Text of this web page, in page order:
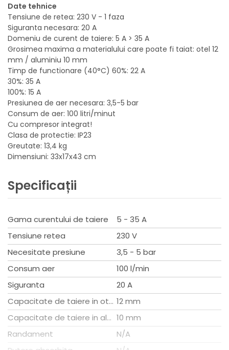
Date tehnice
Tensiune de retea: 230 V - 1 faza
Siguranta necesara: 20 A
Domeniu de curent de taiere: 5 A > 35 A
Grosimea maxima a materialului care poate fi taiat: otel 12
mm / aluminiu 10 mm
Timp de functionare (40°C) 60%: 22 A
30%: 35 A
100%: 15 A
Presiunea de aer necesara: 3,5-5 bar
Consum de aer: 100 litri/minut
Cu compresor integrat!
Clasa de protectie: IP23
Greutate: 13,4 kg
Dimensiuni: 33x17x43 cm
Specificații
Gama curentului de taiere
5 - 35 A
Tensiune retea
230 V
Necesitate presiune
3,5 - 5 bar
Consum aer
100 l/min
Siguranta
20 A
Capacitate de taiere in otel 12 mm
Capacitate de taiere in aluminiu 10 mm
Randament
N/A